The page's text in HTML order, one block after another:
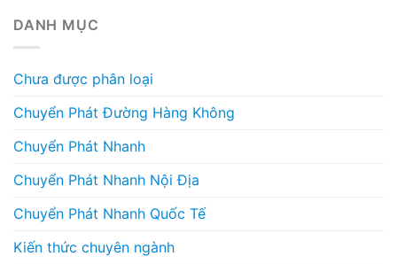
DANH MỤC
Chưa được phân loại
Chuyển Phát Đường Hàng Không
Chuyển Phát Nhanh
Chuyển Phát Nhanh Nội Địa
Chuyển Phát Nhanh Quốc Tế
Kiến thức chuyên ngành